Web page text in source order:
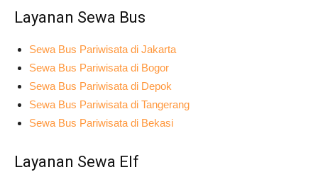
Layanan Sewa Bus
Sewa Bus Pariwisata di Jakarta
Sewa Bus Pariwisata di Bogor
Sewa Bus Pariwisata di Depok
Sewa Bus Pariwisata di Tangerang
Sewa Bus Pariwisata di Bekasi
Layanan Sewa Elf